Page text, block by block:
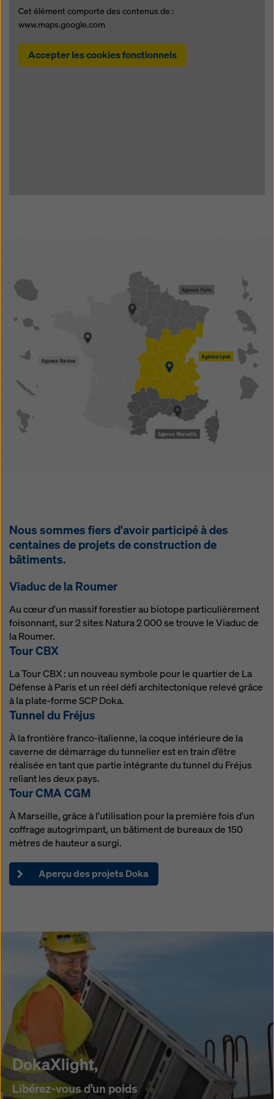
Cet élément comporte des contenus de :
www.maps.google.com
Accepter les cookies fonctionnels
Nous sommes fiers d'avoir participé à des
centaines de projets de construction de
bâtiments.
Viaduc de la Roumer
Au cœur d'un massif forestier au biotope particulièrement
foisonnant, sur 2 sites Natura 2 000 se trouve le Viaduc de
la Roumer.
Tour CBX
La Tour CBX : un nouveau symbole pour le quartier de La
Défense à Paris et un réel défi architectonique relevé grâce
à la plate-forme SCP Doka.
Tunnel du Fréjus
À la frontière franco-italienne, la coque intérieure de la
caverne de démarrage du tunnelier est en train d’être
réalisée en tant que partie intégrante du tunnel du Fréjus
reliant les deux pays.
Tour CMA CGM
À Marseille, grâce à l'utilisation pour la première fois d'un
coffrage autogrimpant, un bâtiment de bureaux de 150
mètres de hauteur a surgi.
Aperçu des projets Doka
DokaXlight,
Libérez-vous d’un poids